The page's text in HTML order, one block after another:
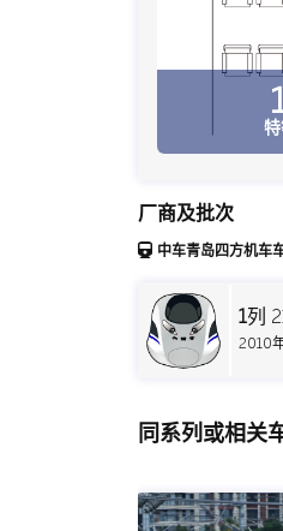
厂商及批次
中车青岛四方机车
1列
2010
同系列或相关